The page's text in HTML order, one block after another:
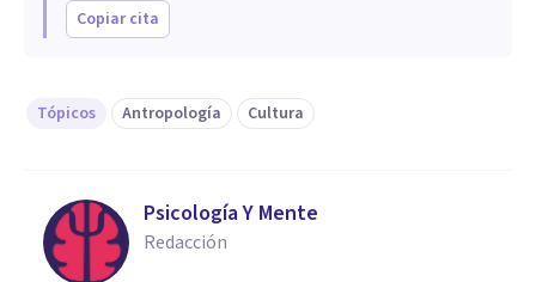
Copiar cita
Tópicos Antropología Cultura
Psicología Y Mente
Redacción